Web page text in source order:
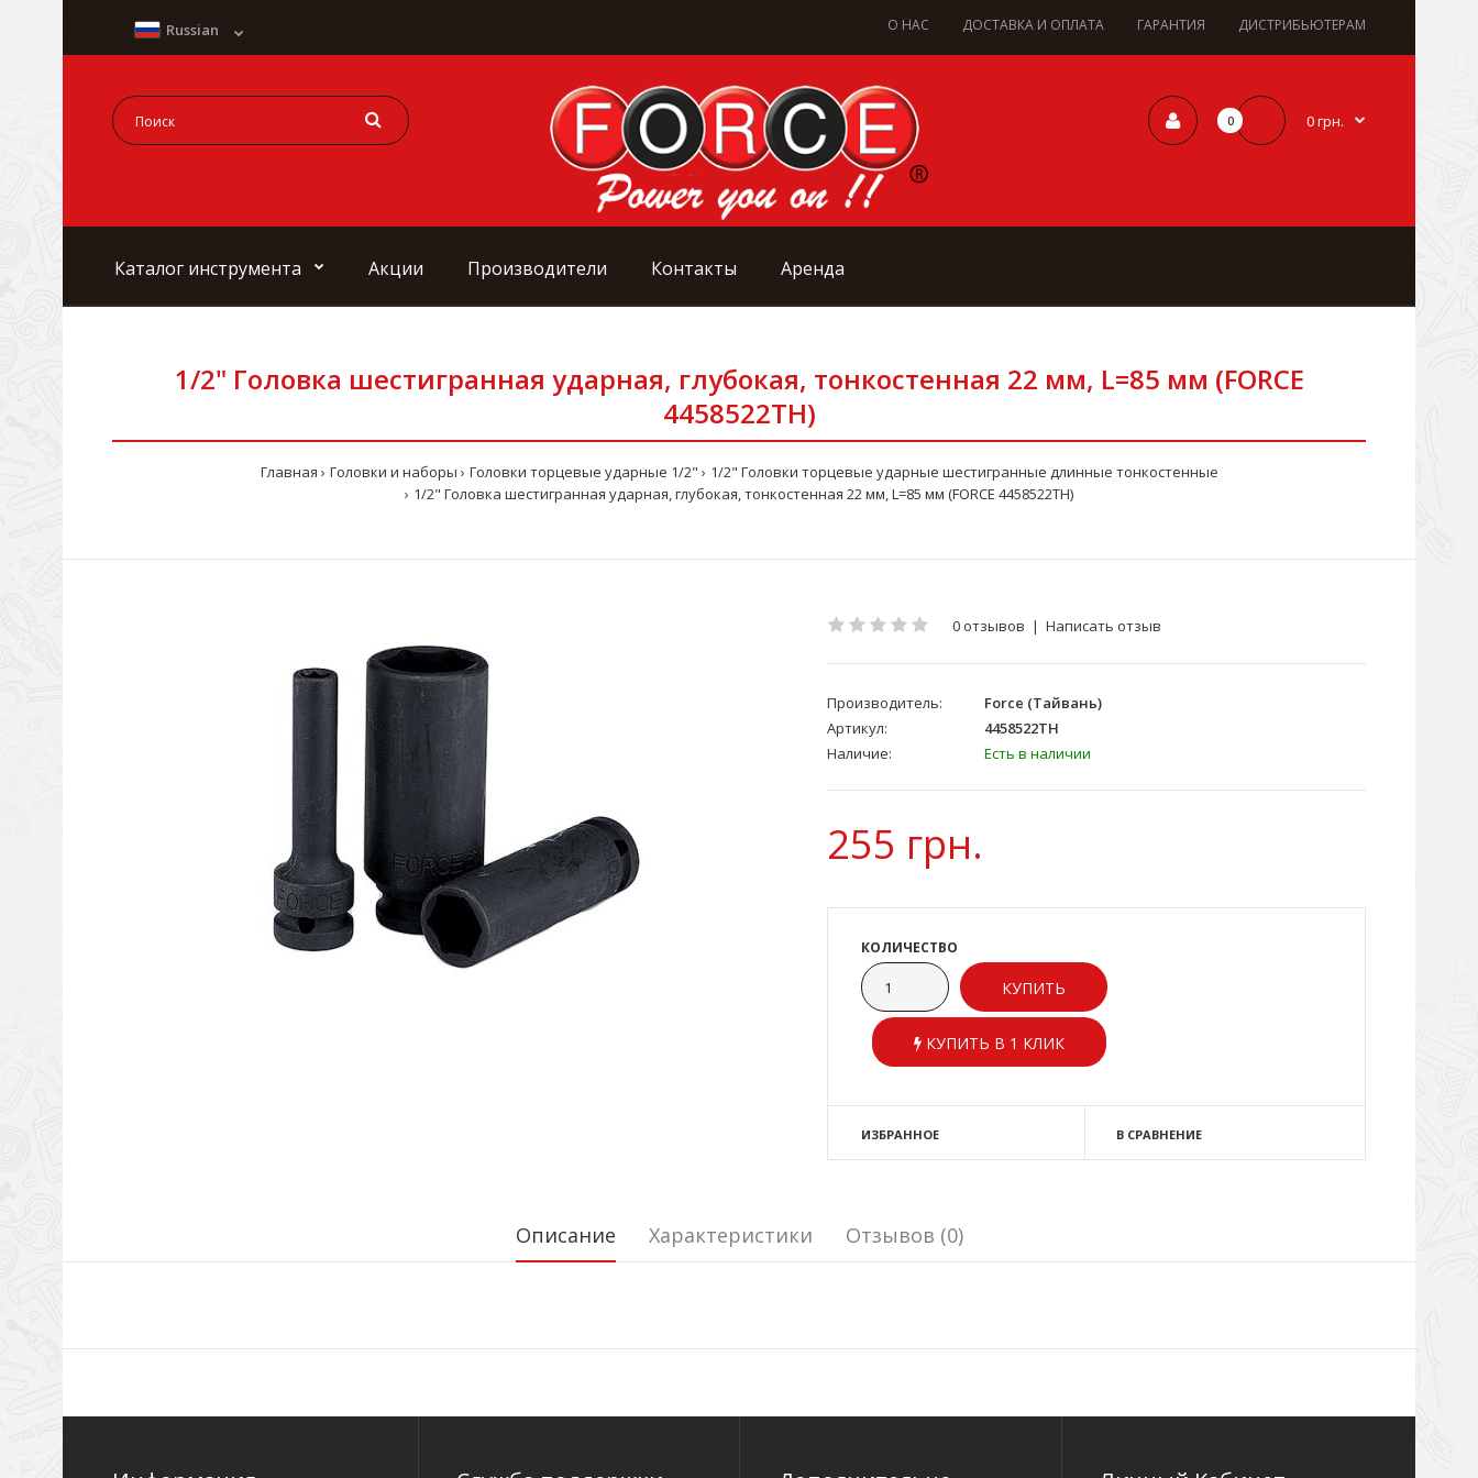
О НАС ДОСТАВКА И ОПЛАТА ГАРАНТИЯ ДИСТРИБЬЮТЕРАМ
Russian
0 0 грн.
Каталог инструмента Акции Производители Контакты Аренда
1/2" Головка шестигранная ударная, глубокая, тонкостенная 22 мм, L=85 мм (FORCE
4458522TH)
Главная Головки и наборы Головки торцевые ударные 1/2"
1/2" Головки торцевые ударные шестигранные длинные тонкостенные
1/2" Головка шестигранная ударная, глубокая, тонкостенная 22 мм, L=85 мм (FORCE 4458522TH)
0 отзывов | Написать отзыв
Производитель:
Force (Тайвань)
Артикул:
4458522TH
Наличие:
Есть в наличии
255 грн.
КОЛИЧЕСТВО
КУПИТЬ В 1 КЛИК
ИЗБРАННОЕ В СРАВНЕНИЕ
Описание Характеристики Отзывов (0)